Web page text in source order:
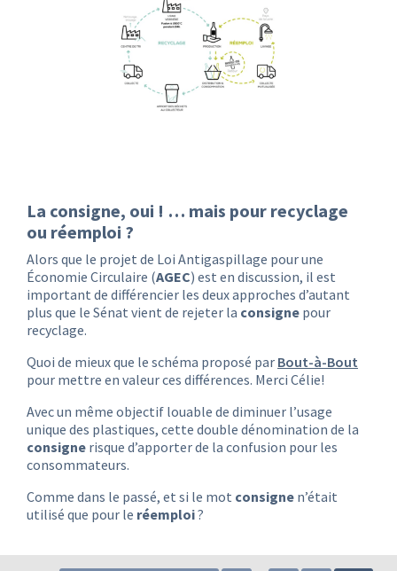
La consigne, oui ! … mais pour recyclage
ou réemploi ?
Alors que le projet de Loi Antigaspillage pour une
Économie Circulaire (AGEC) est en discussion, il est
important de différencier les deux approches d’autant
plus que le Sénat vient de rejeter la consigne pour
recyclage.
Quoi de mieux que le schéma proposé par Bout-à-Bout
pour mettre en valeur ces différences. Merci Célie!
Avec un même objectif louable de diminuer l’usage
unique des plastiques, cette double dénomination de la
consigne risque d’apporter de la confusion pour les
consommateurs.
Comme dans le passé, et si le mot consigne n’était
utilisé que pour le réemploi?